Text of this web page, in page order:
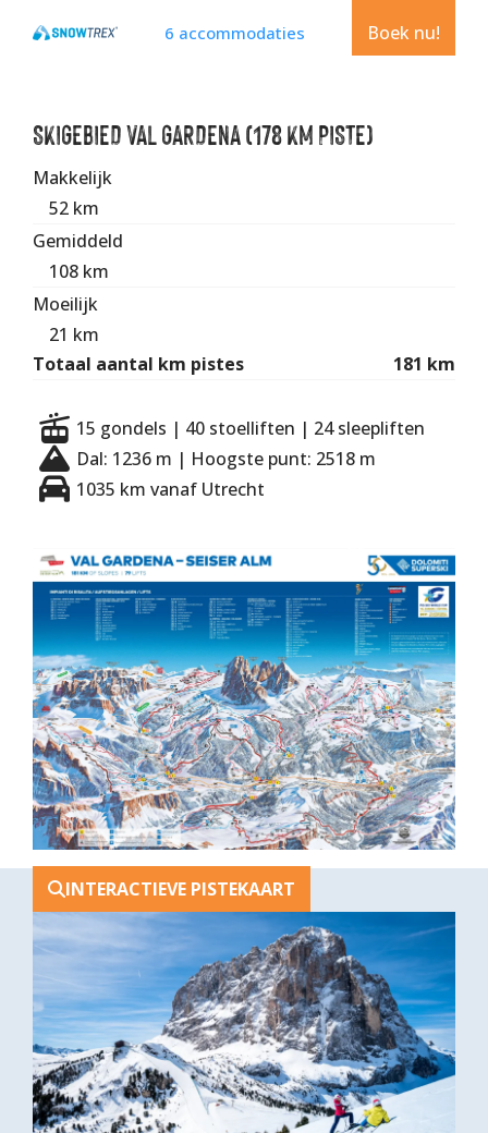
6 accommodaties Boek nu!
SKIGEBIED VAL GARDENA (178 KM PISTE)
Makkelijk
52 km
Gemiddeld
108 km
Moeilijk
21 km
Totaal aantal km pistes
181 km
15 gondels | 40 stoelliften | 24 sleepliften
Dal: 1236 m | Hoogste punt: 2518 m
1035 km vanaf Utrecht
INTERACTIEVE PISTEKAART